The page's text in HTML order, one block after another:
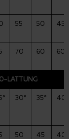
55 50 45
70 60 60
LATTUNG
30° 35° 40°
50 45 40